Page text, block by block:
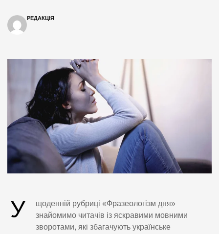
РЕДАКЦІЯ
У
щоденній рубриці «Фразеологізм дня»
знайомимо читачів із яскравими мовними
зворотами, які збагачують українське